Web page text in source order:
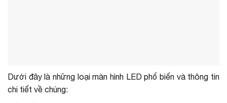
Dưới đây là những loại màn hình LED phổ biến và thông tin
chi tiết về chúng: